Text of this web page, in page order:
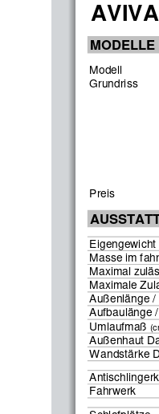
AVIVA
Modell
Grundriss
Preis
Eigengewicht
Masse im
Maximal
Maximale
Außenlänge /
Aufbaulänge
Umlaufmaß
Außenhaut
Wandstärke
Fahrwerk